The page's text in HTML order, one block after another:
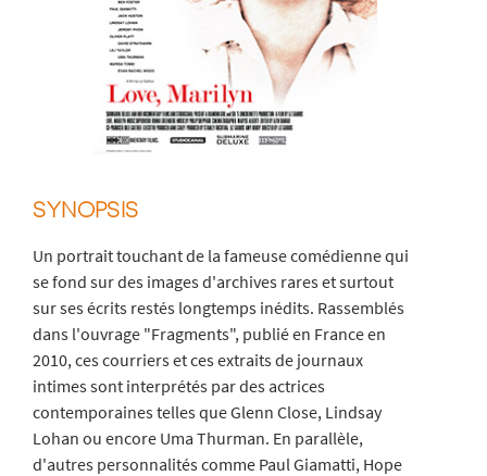
SYNOPSIS
Un portrait touchant de la fameuse comédienne qui
se fond sur des images d'archives rares et surtout
sur ses écrits restés longtemps inédits. Rassemblés
dans l'ouvrage "Fragments", publié en France en
2010, ces courriers et ces extraits de journaux
intimes sont interprétés par des actrices
contemporaines telles que Glenn Close, Lindsay
Lohan ou encore Uma Thurman. En parallèle,
d'autres personnalités comme Paul Giamatti, Hope